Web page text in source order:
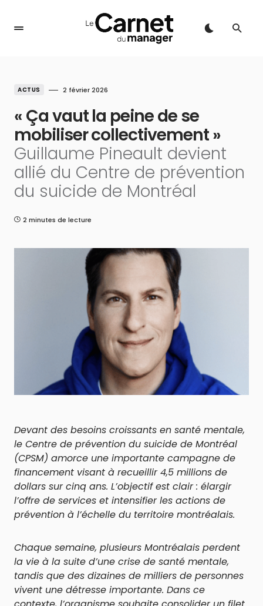
ACTUS 2 février 2026
« Ça vaut la peine de se
mobiliser collectivement »
Guillaume Pineault devient
allié du Centre de prévention
du suicide de Montréal
2 minutes de lecture
Devant des besoins croissants en santé mentale,
le Centre de prévention du suicide de Montréal
(CPSM) amorce une importante campagne de
financement visant à recueillir 4,5 millions de
dollars sur cinq ans. L’objectif est clair : élargir
l’offre de services et intensifier les actions de
prévention à l’échelle du territoire montréalais.
Chaque semaine, plusieurs Montréalais perdent
la vie à la suite d’une crise de santé mentale,
tandis que des dizaines de milliers de personnes
vivent une détresse importante. Dans ce